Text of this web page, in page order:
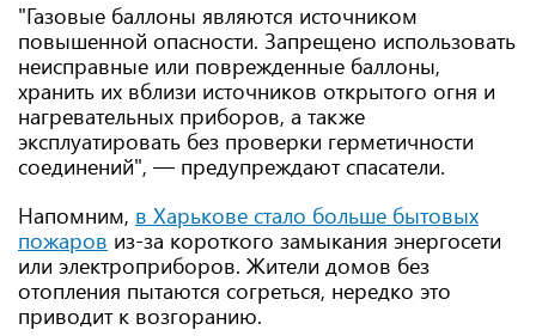
"Газовые баллоны являются источником
повышенной опасности. Запрещено использовать
неисправные или поврежденные баллоны,
хранить их вблизи источников открытого огня и
нагревательных приборов, а также
эксплуатировать без проверки герметичности
соединений", — предупреждают спасатели.
Напомним, в Харькове стало больше бытовых
пожаров из-за короткого замыкания энергосети
или электроприборов. Жители домов без
отопления пытаются согреться, нередко это
приводит к возгоранию.